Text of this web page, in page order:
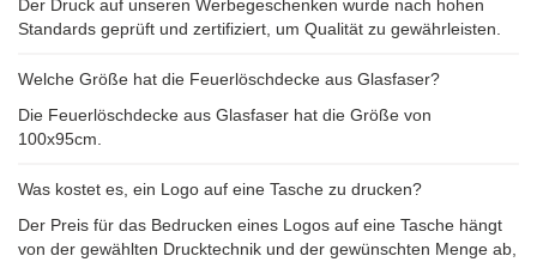
Der Druck auf unseren Werbegeschenken wurde nach hohen
Standards geprüft und zertifiziert, um Qualität zu gewährleisten.
Welche Größe hat die Feuerlöschdecke aus Glasfaser?
Die Feuerlöschdecke aus Glasfaser hat die Größe von
100x95cm.
Was kostet es, ein Logo auf eine Tasche zu drucken?
Der Preis für das Bedrucken eines Logos auf eine Tasche hängt
von der gewählten Drucktechnik und der gewünschten Menge ab,